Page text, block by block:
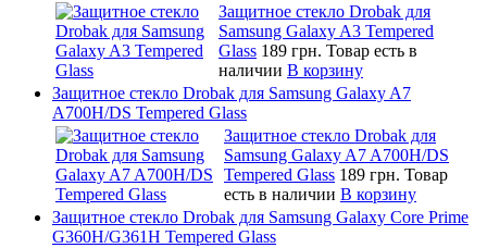
Защитное стекло Drobak для
Samsung Galaxy A3 Tempered
Glass 189 грн. Товар есть в
наличии В корзину
Защитное стекло Drobak для Samsung Galaxy A7
A700H/DS Tempered Glass
Защитное стекло Drobak для
Samsung Galaxy A7 A700H/DS
Tempered Glass 189 грн. Товар
есть в наличии В корзину
Защитное стекло Drobak для Samsung Galaxy Core Prime
G360H/G361H Tempered Glass